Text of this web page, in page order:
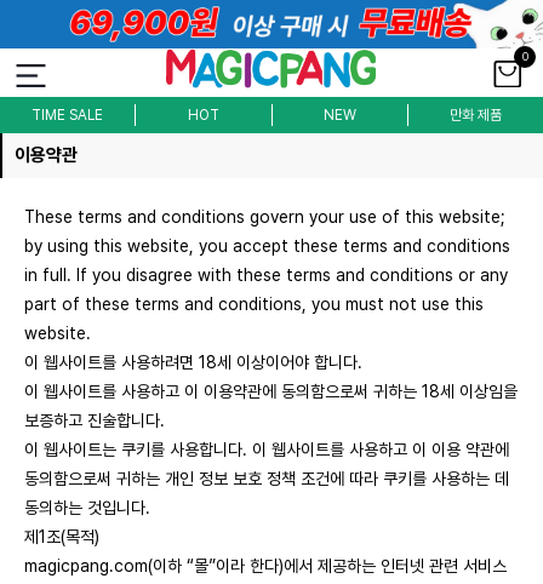
0
TIME SALE HOT NEW 만화 제품
이용약관
These terms and conditions govern your use of this website;
by using this website, you accept these terms and conditions
in full. If you disagree with these terms and conditions or any
part of these terms and conditions, you must not use this
website.
이 웹사이트를 사용하려면 18세 이상이어야 합니다.
이 웹사이트를 사용하고 이 이용약관에 동의함으로써 귀하는 18세 이상임을
보증하고 진술합니다.
이 웹사이트는 쿠키를 사용합니다. 이 웹사이트를 사용하고 이 이용 약관에
동의함으로써 귀하는 개인 정보 보호 정책 조건에 따라 쿠키를 사용하는 데
동의하는 것입니다.
제1조(목적)
magicpang.com(이하 “몰”이라 한다)에서 제공하는 인터넷 관련 서비스